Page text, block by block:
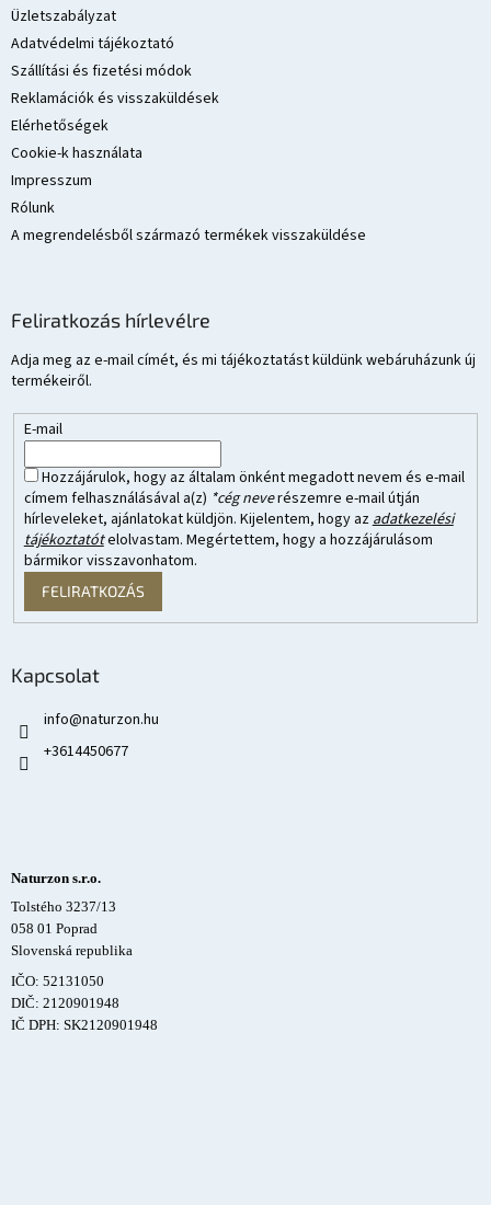
Üzletszabályzat
Adatvédelmi tájékoztató
Szállítási és fizetési módok
Reklamációk és visszaküldések
Elérhetőségek
Cookie-k használata
Impresszum
Rólunk
A megrendelésből származó termékek visszaküldése
Feliratkozás hírlevélre
Adja meg az e-mail címét, és mi tájékoztatást küldünk webáruházunk új
termékeiről.
E-mail
Hozzájárulok, hogy az általam önként megadott nevem és e-mail
címem felhasználásával a(z) *cég neverészemre e-mail útján
hírleveleket, ajánlatokat küldjön. Kijelentem, hogy az adatkezelési
tájékoztatótelolvastam. Megértettem, hogy a hozzájárulásom
bármikor visszavonhatom.
FELIRATKOZÁS
Kapcsolat
info@naturzon.hu
+3614450677
Naturzon s.r.o.
Tolstého 3237/13
058 01 Poprad
Slovenská republika
IČO: 52131050
DIČ: 2120901948
IČ DPH: SK2120901948